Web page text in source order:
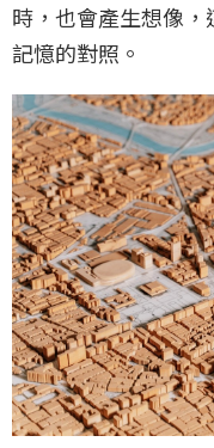
時，也會產生想像
記憶的對照。